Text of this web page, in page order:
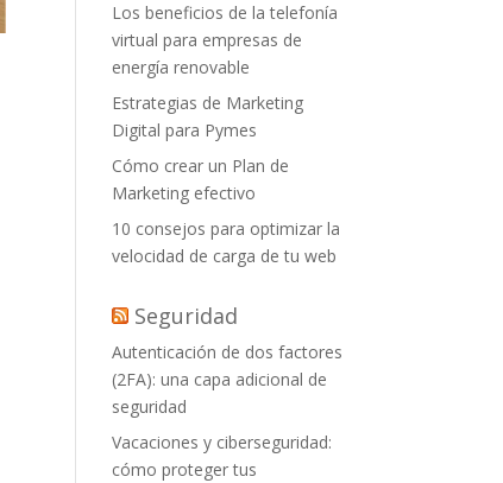
Los beneficios de la telefonía
virtual para empresas de
energía renovable
Estrategias de Marketing
Digital para Pymes
Cómo crear un Plan de
Marketing efectivo
10 consejos para optimizar la
velocidad de carga de tu web
Seguridad
Autenticación de dos factores
(2FA): una capa adicional de
seguridad
Vacaciones y ciberseguridad:
cómo proteger tus